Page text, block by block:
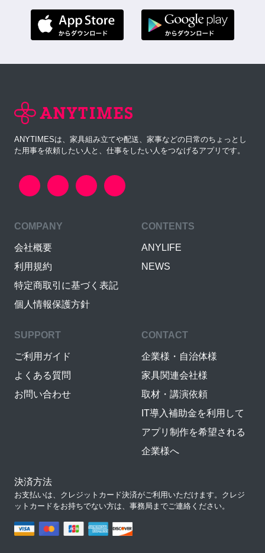
ANYTIMESは、家具組み立てや配送、家事などの日常のちょっとし
た用事を依頼したい人と、仕事をしたい人をつなげるアプリです。
COMPANY
会社概要
利用規約
特定商取引に基づく表記
個人情報保護方針
CONTENTS
ANYLIFE
NEWS
SUPPORT
ご利用ガイド
よくある質問
お問い合わせ
CONTACT
企業様・自治体様
家具関連会社様
取材・講演依頼
IT導入補助金を利用して
アプリ制作を希望される
企業様へ
決済方法
お支払いは、クレジットカード決済がご利用いただけます。クレジ
ットカードをお持ちでない方は、事務局までご連絡ください。